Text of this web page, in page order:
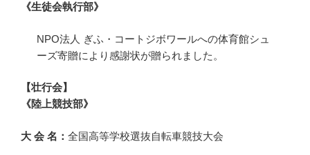
《生徒会執行部》
NPO法人 ぎふ・コートジボワールへの体育館シュ
ーズ寄贈により感謝状が贈られました。
【壮行会】
《陸上競技部》
大 会 名： 全国高等学校選抜自転車競技大会